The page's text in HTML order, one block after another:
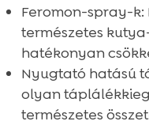
Feromon-spray-k:
természetes
hatékonyan
Nyugtató hatású
olyan
természetes